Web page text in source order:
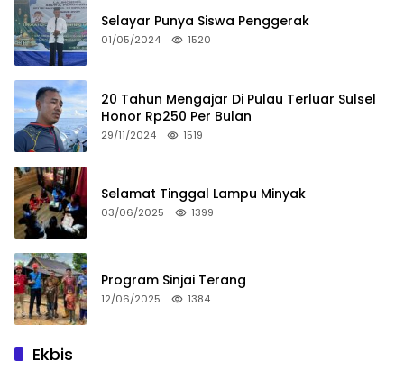
Selayar Punya Siswa Penggerak
01/05/2024 1520
20 Tahun Mengajar Di Pulau Terluar Sulsel
Honor Rp250 Per Bulan
29/11/2024 1519
Selamat Tinggal Lampu Minyak
03/06/2025 1399
Program Sinjai Terang
12/06/2025 1384
Ekbis